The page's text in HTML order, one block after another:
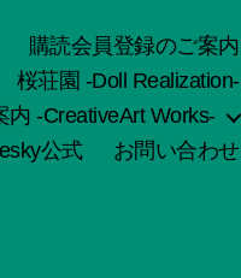
購読会員登録のご案内
桜荘園 -Doll Realization-
内 -CreativeArt Works-
公式
お問い合わせ